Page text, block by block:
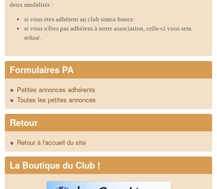
deux modalités :
si vous etes adhérent au club simca france.
si vous n'êtes pas adhérent à notre association, celle-ci vous sera
refusé.
Formulaires PA
Petites annonces adhérents
Toutes les petites annonces
Retour
Retour à l'accueil du site
La Boutique du Club !